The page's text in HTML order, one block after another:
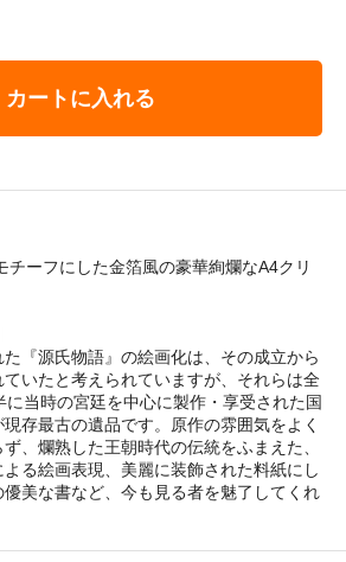
カートに入れる
チーフにした金箔風の豪華絢爛なA4クリ
『源氏物語』の絵画化は、その成立から
いたと考えられていますが、それらは全
当時の宮廷を中心に製作・享受された国
存最古の遺品です。原作の雰囲気をよく
、爛熟した王朝時代の伝統をふまえた、
る絵画表現、美麗に装飾された料紙にし
美な書など、今も見る者を魅了してくれ